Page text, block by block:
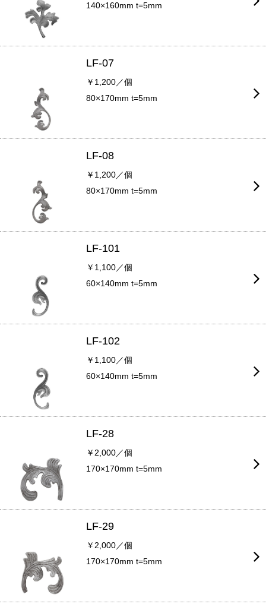
140×160mm t=5mm
LF-07
￥1,200／個
80×170mm t=5mm
LF-08
￥1,200／個
80×170mm t=5mm
LF-101
￥1,100／個
60×140mm t=5mm
LF-102
￥1,100／個
60×140mm t=5mm
LF-28
￥2,000／個
170×170mm t=5mm
LF-29
￥2,000／個
170×170mm t=5mm